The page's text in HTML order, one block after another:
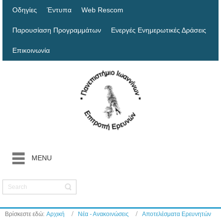
Οδηγίες Έντυπα Web Rescom
Παρουσίαση Προγραμμάτων Ενεργές Ενημερωτικές Δράσεις
Επικοινωνία
MENU
Βρίσκεστε εδώ: Αρχική Νέα - Ανακοινώσεις Αποτελέσματα Ερευνητών